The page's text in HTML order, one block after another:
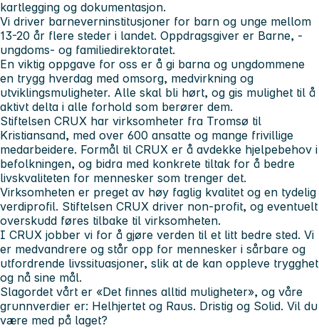
kartlegging og dokumentasjon.
Vi driver barneverninstitusjoner for barn og unge mellom
13-20 år flere steder i landet. Oppdragsgiver er Barne, -
ungdoms- og familiedirektoratet.
En viktig oppgave for oss er å gi barna og ungdommene
en trygg hverdag med omsorg, medvirkning og
utviklingsmuligheter. Alle skal bli hørt, og gis mulighet til å
aktivt delta i alle forhold som berører dem.
Stiftelsen CRUX har virksomheter fra Tromsø til
Kristiansand, med over 600 ansatte og mange frivillige
medarbeidere. Formål til CRUX er å avdekke hjelpebehov i
befolkningen, og bidra med konkrete tiltak for å bedre
livskvaliteten for mennesker som trenger det.
Virksomheten er preget av høy faglig kvalitet og en tydelig
verdiprofil. Stiftelsen CRUX driver non-profit, og eventuelt
overskudd føres tilbake til virksomheten.
I CRUX jobber vi for å gjøre verden til et litt bedre sted. Vi
er medvandrere og står opp for mennesker i sårbare og
utfordrende livssituasjoner, slik at de kan oppleve trygghet
og nå sine mål.
Slagordet vårt er «Det finnes alltid muligheter», og våre
grunnverdier er: Helhjertet og Raus. Dristig og Solid. Vil du
være med på laget?